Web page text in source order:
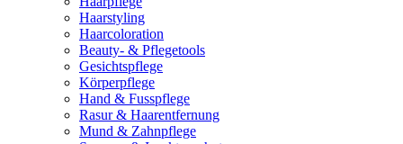
Haarstyling
Haarcoloration
Beauty- & Pflegetools
Gesichtspflege
Körperpflege
Hand & Fusspflege
Rasur & Haarentfernung
Mund & Zahnpflege